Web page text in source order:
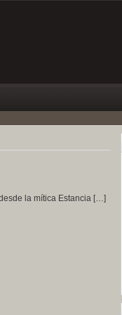
la mítica Estancia […]